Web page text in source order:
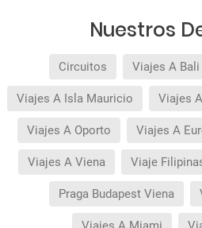
Nuestros
Circuitos Viajes A Bali
Viajes A Isla Mauricio Viajes
Viajes A Oporto Viajes A
Viajes A Viena Viaje
Praga Budapest Viena